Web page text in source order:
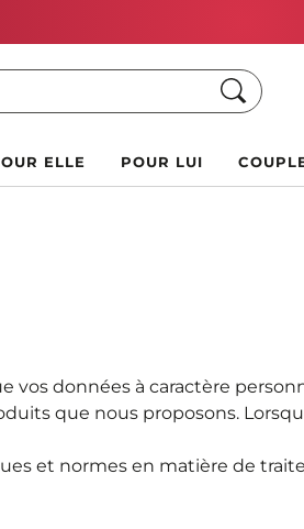
d'un cadeau GRATUIT
Chercher
ELLE POUR LUI
vos données à caractère
que nous proposons.
et normes en matière de